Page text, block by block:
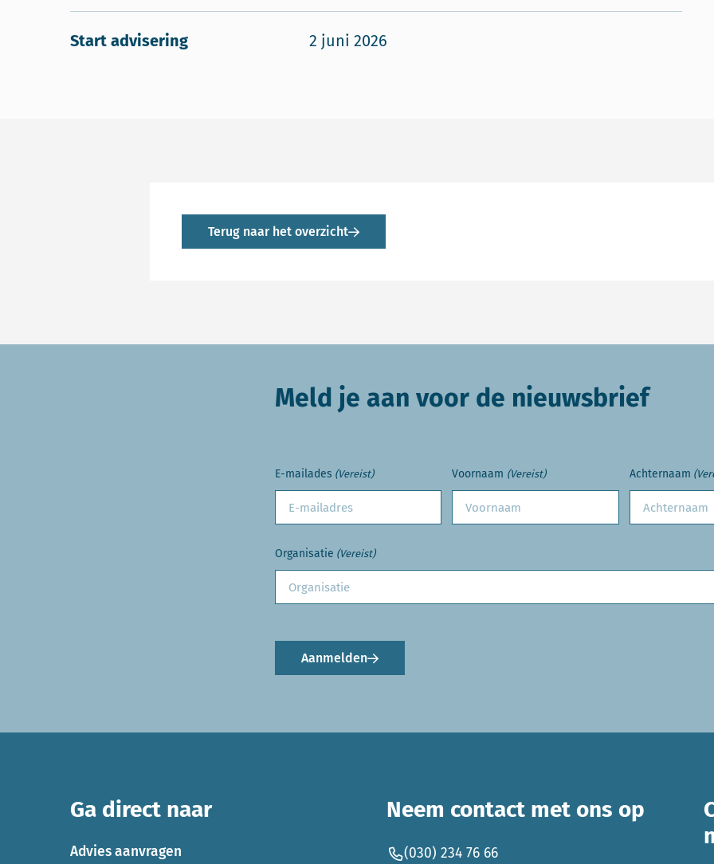
Start advisering 2 juni 2026
Terug naar het overzicht
Meld je aan voor de nieuwsbrief
E-mailades (Vereist) Voornaam (Vereist) Achternaam
Organisatie (Vereist)
Aanmelden
Ga direct naar
Advies aanvragen
Neem contact met ons op
(030) 234 76 66